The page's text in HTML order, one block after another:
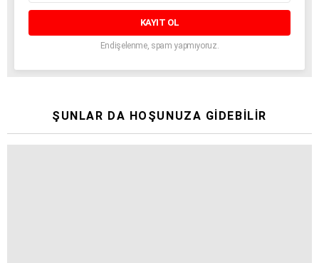
adresi:
Endişelenme, spam yapmıyoruz.
ŞUNLAR DA HOŞUNUZA GIDEBILIR